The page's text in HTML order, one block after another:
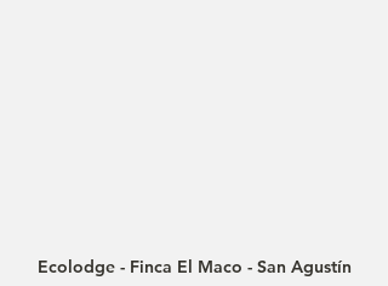
Ecolodge - Finca El Maco - San Agustín